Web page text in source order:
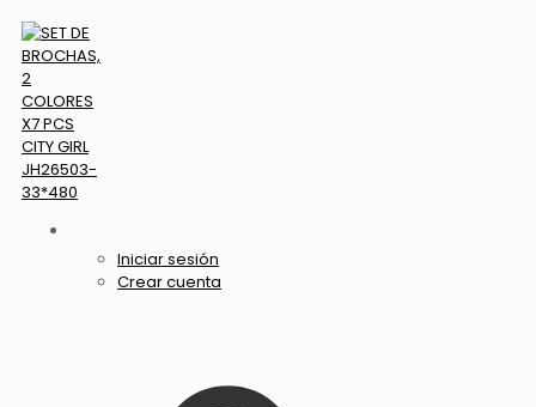
Iniciar sesión
Crear cuenta